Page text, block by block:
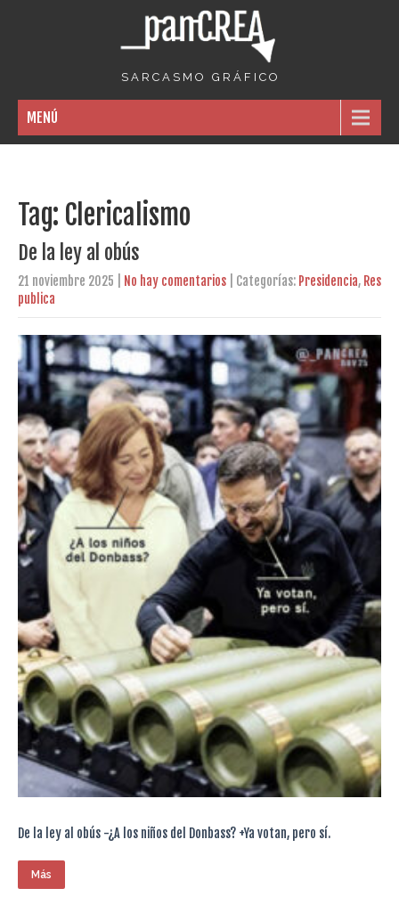
S A R C A S M O G R Á F I C O
MENÚ
Tag: Clericalismo
De la ley al obús
21 noviembre 2025 No hay comentarios | Categorías: Presidencia, Res
publica
De la ley al obús -¿A los niños del Donbass? +Ya votan, pero sí.
Más